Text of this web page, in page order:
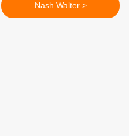
Nash Walter >